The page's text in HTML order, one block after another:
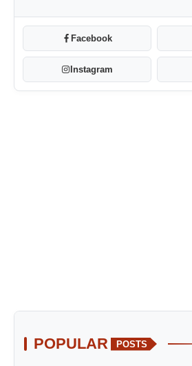
Facebook
Instagram
POPULAR POSTS